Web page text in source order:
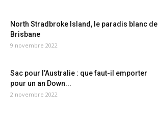
North Stradbroke Island, le paradis blanc de
Brisbane
9 novembre 2022
Sac pour l’Australie : que faut-il emporter
pour un an Down...
2 novembre 2022